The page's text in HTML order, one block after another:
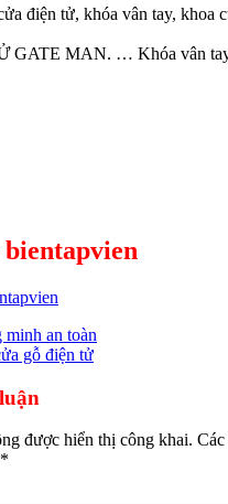
điện tử, khóa vân tay, khoa
GATE MAN. … Khóa vân tay
bientapvien
an toàn
gỗ điện tử
được hiển thị công khai.
*